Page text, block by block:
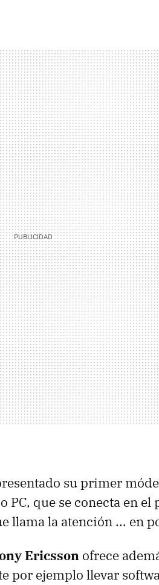
su primer
que se conecta en el
llama la atención ... en
Ericsson ofrece
por ejemplo llevar